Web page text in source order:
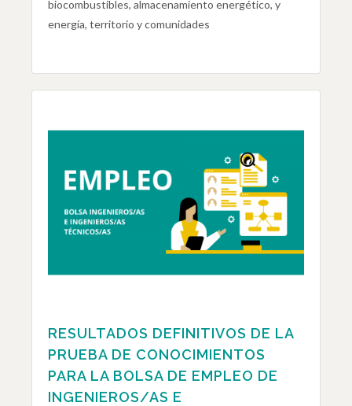
biocombustibles, almacenamiento energético, y
energía, territorio y comunidades
RESULTADOS DEFINITIVOS DE LA
PRUEBA DE CONOCIMIENTOS
PARA LA BOLSA DE EMPLEO DE
INGENIEROS/AS E